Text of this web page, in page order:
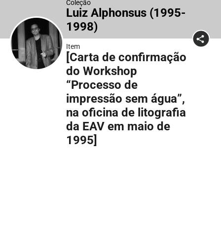
Coleção
Luiz Alphonsus (1995-
1998)
Item
[Carta de confirmação
do Workshop
“Processo de
impressão sem água”,
na oficina de litografia
da EAV em maio de
1995]